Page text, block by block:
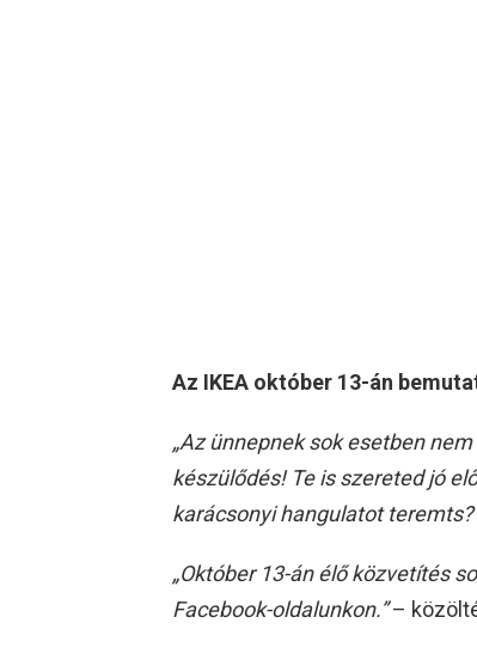
Az IKEA október 13-án
„Az ünnepnek sok esetben
készülődés! Te is szereted jó
karácsonyi hangulatot
„Október 13-án élő közvetítés
Facebook-oldalunkon.”–